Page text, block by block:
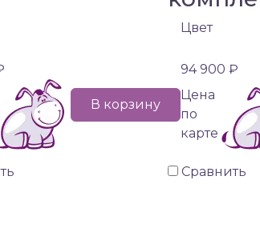
В корзину
Цвет
94 900 ₽
Цена
по
карте
Сравнить